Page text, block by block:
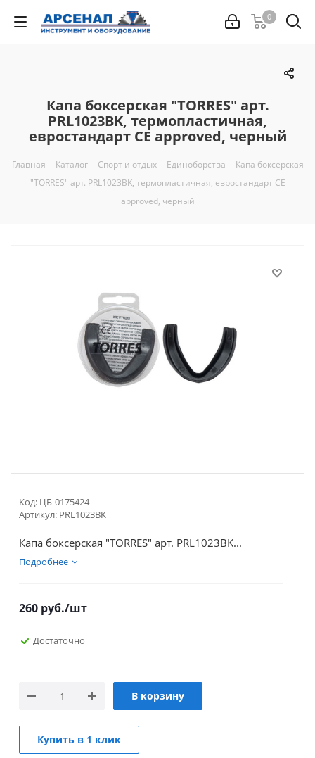
0
Капа боксерская "TORRES" арт.
PRL1023BK, термопластичная,
евростандарт CE approved, черный
Главная - Каталог - Спорт и отдых - Единоборства - Капа боксерская
"TORRES" арт. PRL1023BK, термопластичная, евростандарт CE
approved, черный
Код: ЦБ-0175424
Артикул: PRL1023BK
Капа боксерская "TORRES" арт. PRL1023BK...
Подробнее
260 руб./шт
Достаточно
В корзину
Купить в 1 клик